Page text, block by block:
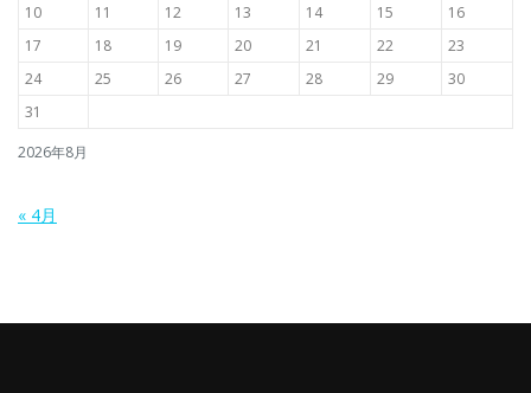
2026年8月
10
11 12 13 14 15
16
17
18 19 20 21 22
23
24
25 26 27 28 29
30
31
« 4月